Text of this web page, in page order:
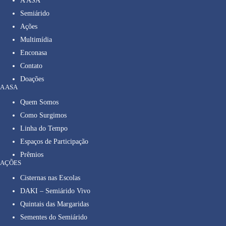
Semiárido
Ações
Multimídia
Enconasa
Contato
Doações
A ASA
Quem Somos
Como Surgimos
Linha do Tempo
Espaços de Participação
Prêmios
AÇÕES
Cisternas nas Escolas
DAKI – Semiárido Vivo
Quintais das Margaridas
Sementes do Semiárido